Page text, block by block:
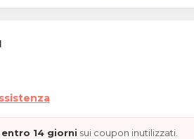
14 giorni sui coupon inutilizzati.